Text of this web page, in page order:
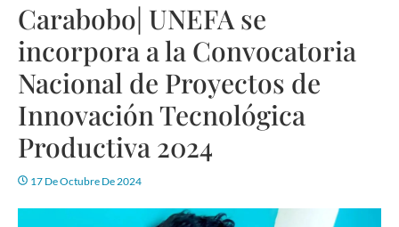
Carabobo| UNEFA se
incorpora a la Convocatoria
Nacional de Proyectos de
Innovación Tecnológica
Productiva 2024
17 De Octubre De 2024